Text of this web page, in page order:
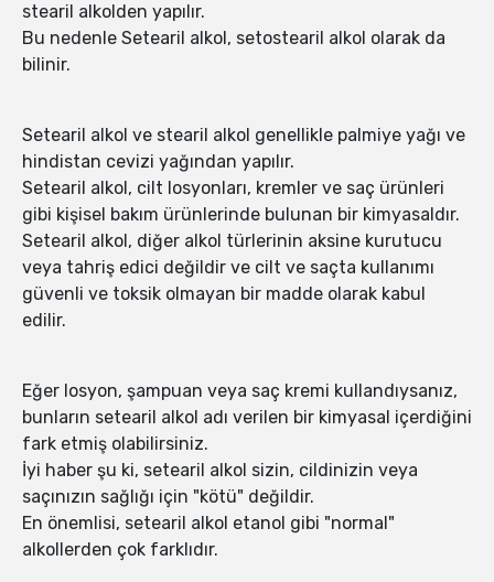
stearil alkolden yapılır.
Bu nedenle Setearil alkol, setostearil alkol olarak da
bilinir.
Setearil alkol ve stearil alkol genellikle palmiye yağı ve
hindistan cevizi yağından yapılır.
Setearil alkol, cilt losyonları, kremler ve saç ürünleri
gibi kişisel bakım ürünlerinde bulunan bir kimyasaldır.
Setearil alkol, diğer alkol türlerinin aksine kurutucu
veya tahriş edici değildir ve cilt ve saçta kullanımı
güvenli ve toksik olmayan bir madde olarak kabul
edilir.
Eğer losyon, şampuan veya saç kremi kullandıysanız,
bunların setearil alkol adı verilen bir kimyasal içerdiğini
fark etmiş olabilirsiniz.
İyi haber şu ki, setearil alkol sizin, cildinizin veya
saçınızın sağlığı için "kötü" değildir.
En önemlisi, setearil alkol etanol gibi "normal"
alkollerden çok farklıdır.